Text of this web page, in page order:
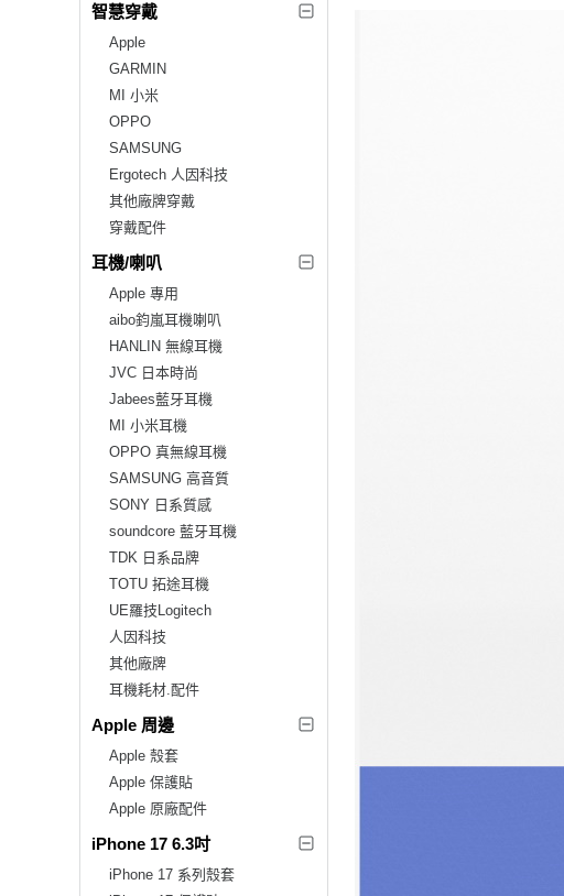
智慧穿戴
Apple
GARMIN
MI 小米
OPPO
SAMSUNG
Ergotech 人因科技
其他廠牌穿戴
穿戴配件
耳機/喇叭
Apple 專用
aibo鈞嵐耳機喇叭
HANLIN 無線耳機
JVC 日本時尚
Jabees藍牙耳機
MI 小米耳機
OPPO 真無線耳機
SAMSUNG 高音質
SONY 日系質感
soundcore 藍牙耳機
TDK 日系品牌
TOTU 拓途耳機
UE羅技Logitech
人因科技
其他廠牌
耳機耗材.配件
Apple 周邊
Apple 殼套
Apple 保護貼
Apple 原廠配件
iPhone 17 6.3吋
iPhone 17 系列殼套